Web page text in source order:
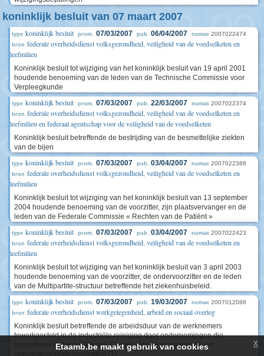
koninklijk besluit van 07 maart 2007
type koninklijk besluit prom. 07/03/2007 pub. 06/04/2007 numac 2007022474
bron federale overheidsdienst volksgezondheid, veiligheid van de voedselketen en
leefmilieu
Koninklijk besluit tot wijziging van het koninklijk besluit van 19 april 2001
houdende benoeming van de leden van de Technische Commissie voor
Verpleegkunde
type koninklijk besluit prom. 07/03/2007 pub. 22/03/2007 numac 2007022374
bron federale overheidsdienst volksgezondheid, veiligheid van de voedselketen en
leefmilieu en federaal agentschap voor de veiligheid van de voedselketen
Koninklijk besluit betreffende de bestrijding van de besmettelijke ziekten
van de bijen
type koninklijk besluit prom. 07/03/2007 pub. 03/04/2007 numac 2007022388
bron federale overheidsdienst volksgezondheid, veiligheid van de voedselketen en
leefmilieu
Koninklijk besluit tot wijziging van het koninklijk besluit van 13 september
2004 houdende benoeming van de voorzitter, zijn plaatsvervanger en de
leden van de Federale Commissie « Rechten van de Patiënt »
type koninklijk besluit prom. 07/03/2007 pub. 03/04/2007 numac 2007022423
bron federale overheidsdienst volksgezondheid, veiligheid van de voedselketen en
leefmilieu
Koninklijk besluit tot wijziging van het koninklijk besluit van 3 april 2003
houdende benoeming van de voorzitter, de ondervoorzitter en de leden
van de Multipartite-structuur betreffende het ziekenhuisbeleid.
type koninklijk besluit prom. 07/03/2007 pub. 19/03/2007 numac 2007012088
bron federale overheidsdienst werkgelegenheid, arbeid en sociaal overleg
Koninklijk besluit betreffende de arbeidsduur van de werknemers
tewerkgesteld in de industriële reiniging door ondernemingen die
ressorteren onder het Paritair Comité voor de schoonmaak- en
Etaamb.be maakt gebruik van cookies x